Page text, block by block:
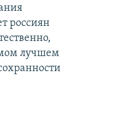
россиян
лучшем